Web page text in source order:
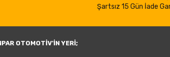
Şartsız 15 Gün İade
OTOMOTİV'İN YERİ;